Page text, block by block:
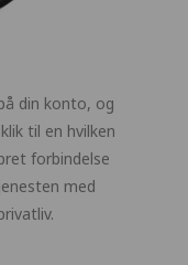
din konto, og
til en hvilken
forbindelse
med